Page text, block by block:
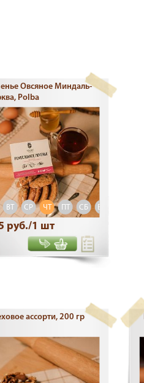
Овсяное Миндаль-
Polba
ВТ СР ЧТ ПТ СБ ВС
руб./1 шт
ассорти, 200 гр